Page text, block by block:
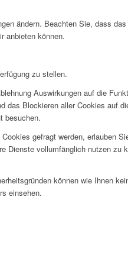
ändern. Beachten Sie, dass
anbieten können.
zu stellen.
Auswirkungen auf die
das Blockieren aller Cookies auf
besuchen.
gefragt werden, erlauben
Dienste vollumfänglich nutzen zu
können wie Ihnen
einsehen.